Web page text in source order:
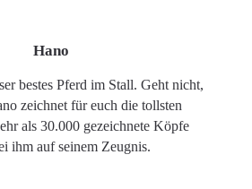
Hano
bestes Pferd im Stall. Geht nicht,
zeichnet für euch die tollsten
als 30.000 gezeichnete Köpfe
ihm auf seinem Zeugnis.